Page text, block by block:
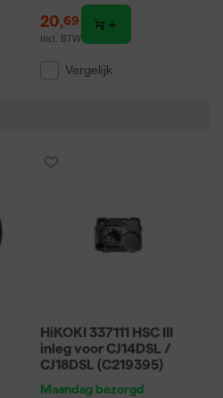
20,69
incl. BTW
Vergelijk
HiKOKI 337111 HSC III
inleg voor CJ14DSL /
CJ18DSL (C219395)
Maandag bezorgd